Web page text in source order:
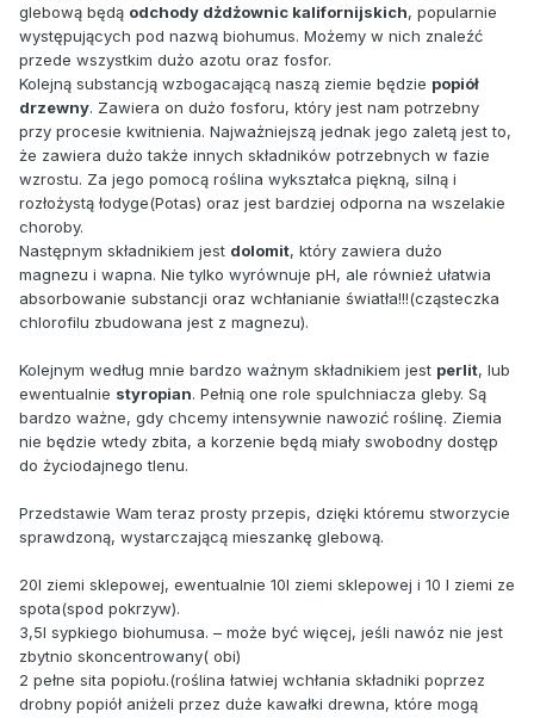
glebową będą odchody dżdżownic kalifornijskich, popularnie
występujących pod nazwą biohumus. Możemy w nich znaleźć
przede wszystkim dużo azotu oraz fosfor.
Kolejną substancją wzbogacającą naszą ziemie będzie popiół
drzewny. Zawiera on dużo fosforu, który jest nam potrzebny
przy procesie kwitnienia. Najważniejszą jednak jego zaletą jest to,
że zawiera dużo także innych składników potrzebnych w fazie
wzrostu. Za jego pomocą roślina wykształca piękną, silną i
rozłożystą łodyge(Potas) oraz jest bardziej odporna na wszelakie
choroby.
Następnym składnikiem jest dolomit, który zawiera dużo
magnezu i wapna. Nie tylko wyrównuje pH, ale również ułatwia
absorbowanie substancji oraz wchłanianie światła!!!(cząsteczka
chlorofilu zbudowana jest z magnezu).
Kolejnym według mnie bardzo ważnym składnikiem jest perlit, lub
ewentualnie styropian. Pełnią one role spulchniacza gleby. Są
bardzo ważne, gdy chcemy intensywnie nawozić roślinę. Ziemia
nie będzie wtedy zbita, a korzenie będą miały swobodny dostęp
do życiodajnego tlenu.
Przedstawie Wam teraz prosty przepis, dzięki któremu stworzycie
sprawdzoną, wystarczającą mieszankę glebową.
20l ziemi sklepowej, ewentualnie 10l ziemi sklepowej i 10 l ziemi ze
spota(spod pokrzyw).
3,5l sypkiego biohumusa. – może być więcej, jeśli nawóz nie jest
zbytnio skoncentrowany( obi)
2 pełne sita popiołu.(roślina łatwiej wchłania składniki poprzez
drobny popiół aniżeli przez duże kawałki drewna, które mogą